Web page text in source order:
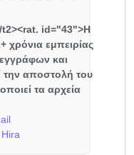
t2><rat. id="43">Η
χρόνια εμπειρίας
και
αποστολή του
τα αρχεία